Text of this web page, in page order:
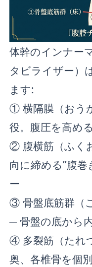
体幹のインナー
タビライザー）
ます:
① 横隔膜（おう
役。腹圧を高め
② 腹横筋（ふく
向に締める”腹
ー
③ 骨盤底筋群（
─ 骨盤の底から
④ 多裂筋（たれ
奥、各椎骨を個